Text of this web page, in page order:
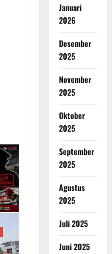
Januari
2026
Desember
2025
November
2025
Oktober
2025
September
2025
Agustus
2025
Juli 2025
Juni 2025